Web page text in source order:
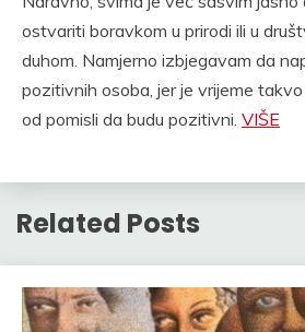
ostvariti boravkom u prirodi ili u
duhom. Namjerno izbjegavam da
pozitivnih osoba, jer je vrijeme
od pomisli da budu pozitivni. VIŠE
Related Posts